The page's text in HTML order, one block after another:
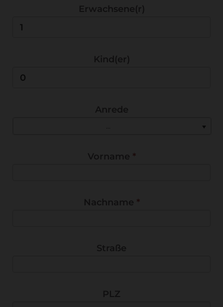
Erwachsene(r)
Kind(er)
Anrede
...
Vorname *
Nachname *
Straße
PLZ